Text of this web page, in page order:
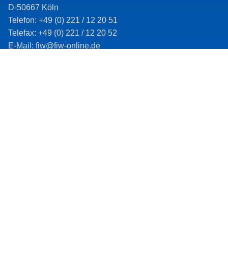
D-50667 Köln
Telefon: +49 (0) 221 / 12 20 51
Telefax: +49 (0) 221 / 12 20 52
E-Mail: fiw@fiw-online.de